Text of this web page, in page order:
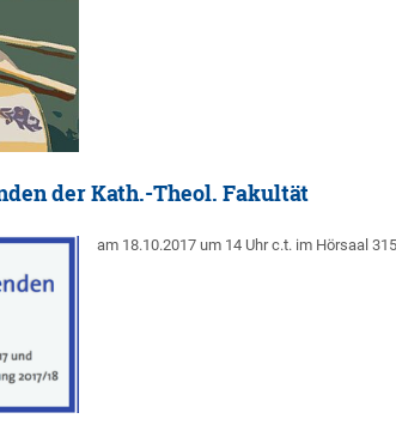
der Kath.-Theol. Fakultät
am 18.10.2017 um 14 Uhr c.t. im Hörsaal 315